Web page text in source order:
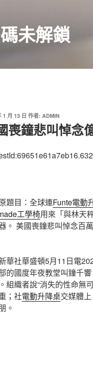
未解鎖
1 月 13 日 作者: ADMIN
喪鐘悲叫悼念
目：全球連Funte電動
工學椅用來「與林天
。 美國喪鐘悲叫悼念百
社華盛頓5月11日電
的國度年夜教堂叫鐘千
組織者說“消失的性命無
；社電動升降桌交媒體
。